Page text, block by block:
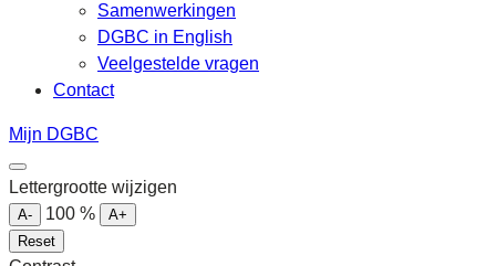
Samenwerkingen
DGBC in English
Veelgestelde vragen
Contact
Mijn DGBC
Lettergrootte wijzigen
A- 100 %
A+
Reset